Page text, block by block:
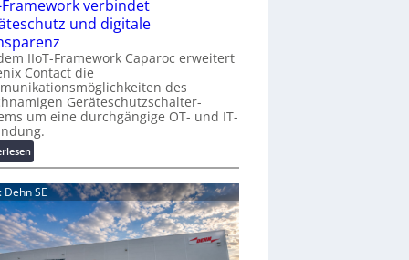
l
l
e
:
T
r
e
f
f
p
u
n
k
f
ü
r
p
ö
h
n
e
r
m
i
t
n
e
u
e
r
Y
o
u
Framework verbindet
und digitale
IIoT-Framework Caparoc erweitert
Contact die
des
Geräteschutzschalter-
um eine durchgängige OT- und IT-
:
I
I
o
T
-
F
Dehn SE